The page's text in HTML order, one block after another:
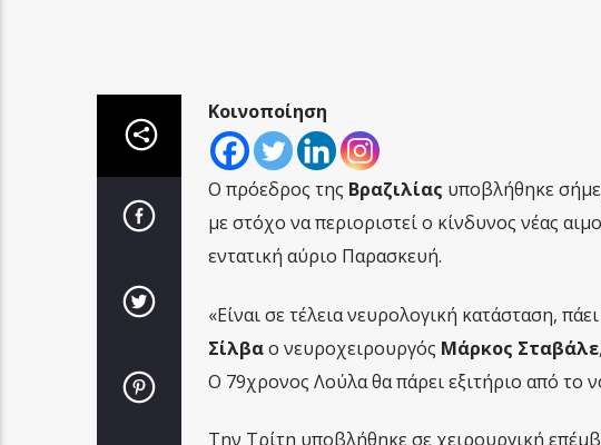
Κοινοποίηση
Ο πρόεδρος της Βραζιλίας υποβλήθηκε
με στόχο να περιοριστεί ο κίνδυνος νέας
εντατική αύριο Παρασκευή.
«Είναι σε τέλεια νευρολογική κατάσταση,
Σίλβαο νευροχειρουργός Μάρκος Σταβάλε
Ο 79χρονος Λούλα θα πάρει εξιτήριο από το
Την Τρίτη υποβλήθηκε σε χειρουργική